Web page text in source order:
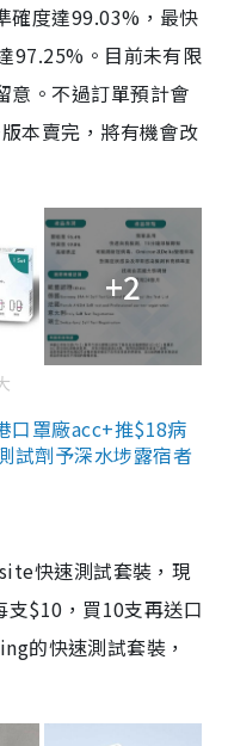
確度達99.03%，最快
97.25%。目前未有限
意。不過訂單預計會
本賣完，將有機會改
+2
口罩廠acc+推$18病
試劑予深水埗露宿者
快速測試套裝，現
$10，買10支再送口
的快速測試套裝，